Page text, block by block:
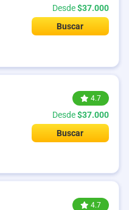
Desde$37.000
Buscar
4.7
Desde$37.000
Buscar
4.7